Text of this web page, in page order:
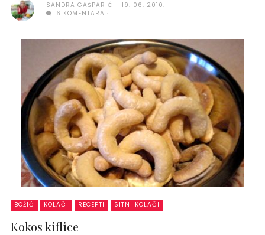
SANDRA GAŠPARIĆ
19. 06. 2010.
6 KOMENTARA
BOŽIĆ KOLAČI RECEPTI SITNI KOLAČI
Kokos kiflice